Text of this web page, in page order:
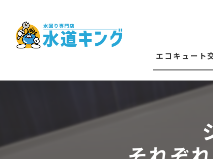
エコキュート
エコキュート修